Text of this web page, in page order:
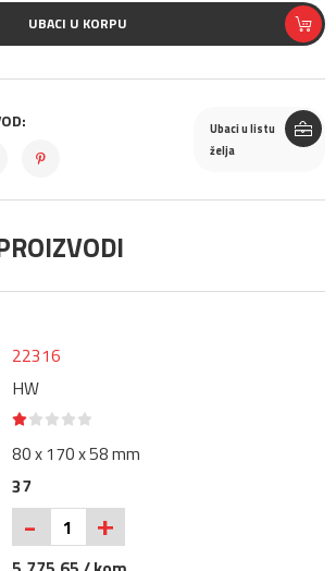
UBACI U KORPU
Ubaci u listu
želja
22316
HW
80 x 170 x 58 mm
37
- +